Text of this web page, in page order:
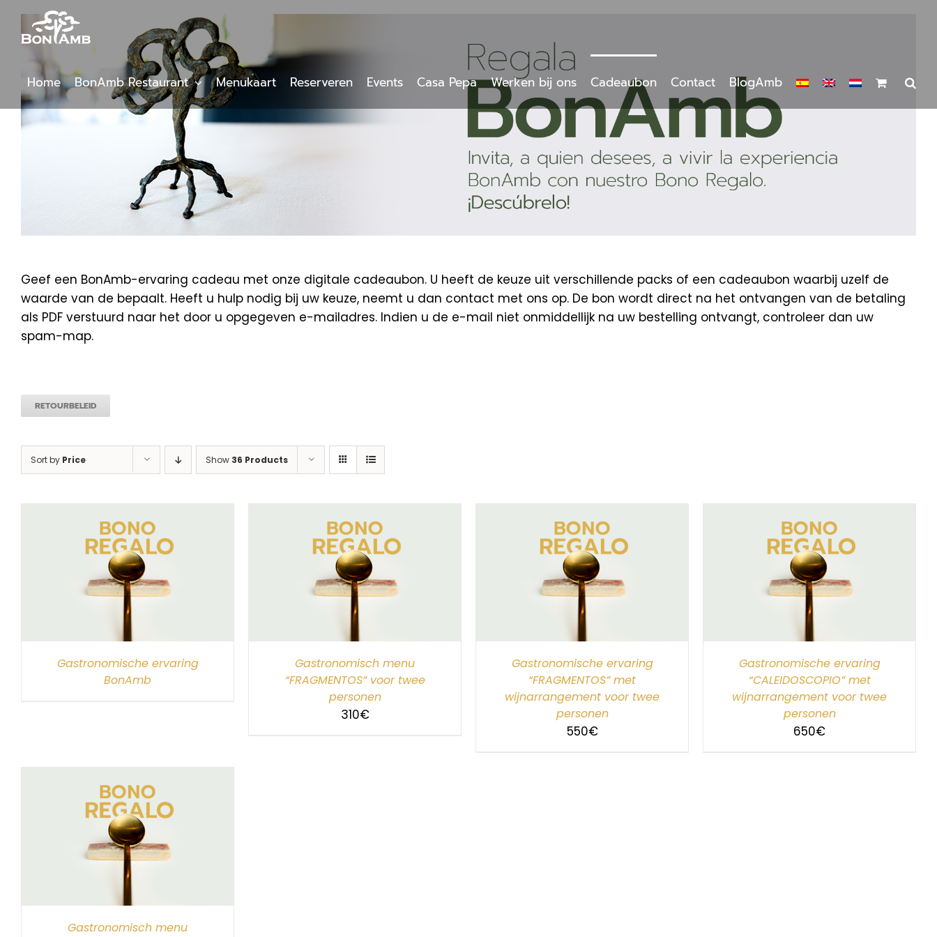
content
Home BonAmb Restaurant Menukaart Reserveren Events Casa Pepa Werken bij ons Cadeaubon Contact BlogAmb
Geef een BonAmb-ervaring cadeau met onze digitale cadeaubon. U heeft de keuze uit verschillende packs of een cadeaubon waarbij uzelf de
waarde van de bepaalt. Heeft u hulp nodig bij uw keuze, neemt u dan contact met ons op. De bon wordt direct na het ontvangen van de betaling
als PDF verstuurd naar het door u opgegeven e-mailadres. Indien u de e-mail niet onmiddellijk na uw bestelling ontvangt, controleer dan uw
spam-map.
RETOURBELEID
Sort by Price Show 36 Products
Gastronomische ervaring
BonAmb
SELECTEER BEDRAG
Gastronomisch menu
“FRAGMENTOS” voor twee
personen
310€
SELECTEER BEDRAG
Gastronomische ervaring
“FRAGMENTOS” met
wijnarrangement voor twee
personen
550€
SELECTEER BEDRAG
Gastronomische ervaring
“CALEIDOSCOPIO” met
wijnarrangement voor twee
personen
650€
Gastronomisch menu